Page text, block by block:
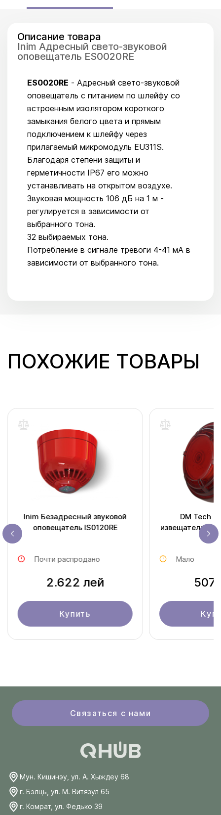
Описание товара
Inim Адресный свето-звуковой
оповещатель ES0020RE
ES0020RE - Адресный свето-звуковой
оповещатель с питанием по шлейфу со
встроенным изолятором короткого
замыкания белого цвета и прямым
подключением к шлейфу через
прилагаемый микромодуль EU311S.
Благодаря степени защиты и
герметичности IP67 его можно
устанавливать на открытом воздухе.
Звуковая мощность 106 дБ на 1 м -
регулируется в зависимости от
выбранного тона.
32 выбираемых тона.
Потребление в сигнале тревоги 4-41 мА в
зависимости от выбранного тона.
ПОХОЖИЕ ТОВАРЫ
Inim Безадресный звуковой
оповещатель IS0120RE
Почти распродано
2.622 лей
Купить
DM Tech
извещатель
Мало
507
Связаться с нами
Мун. Кишинэу, ул. А. Хыждеу 68
г. Бэлць, ул. М. Витязул 65
г. Комрат, ул. Федько 39